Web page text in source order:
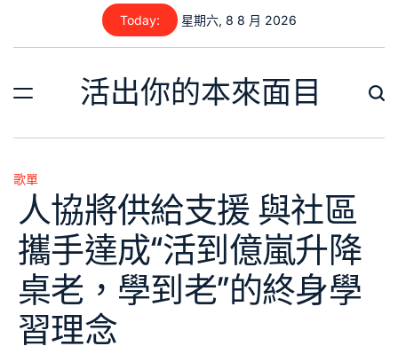
content
Today: 星期六, 8 8 月 2026
活出你的本來面目
Posted
歌單
人協將供給支援 與社區
攜手達成“活到億嵐升降
桌老，學到老”的終身學
習理念